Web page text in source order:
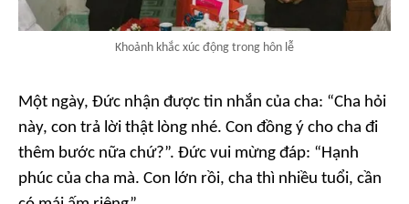
Khoảnh khắc xúc động trong hôn lễ
Một ngày, Đức nhận được tin nhắn của cha: “Cha hỏi
này, con trả lời thật lòng nhé. Con đồng ý cho cha đi
thêm bước nữa chứ?”. Đức vui mừng đáp: “Hạnh
phúc của cha mà. Con lớn rồi, cha thì nhiều tuổi, cần